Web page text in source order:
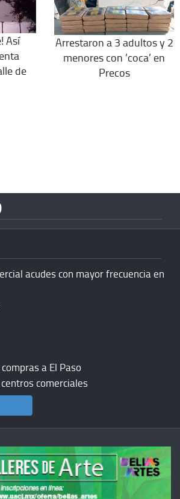
Así
de
Arrestaron a 3 adultos y 2
menores con ‘coca’ en
Precos
acudes con mayor frecuencia en
a El Paso
comerciales